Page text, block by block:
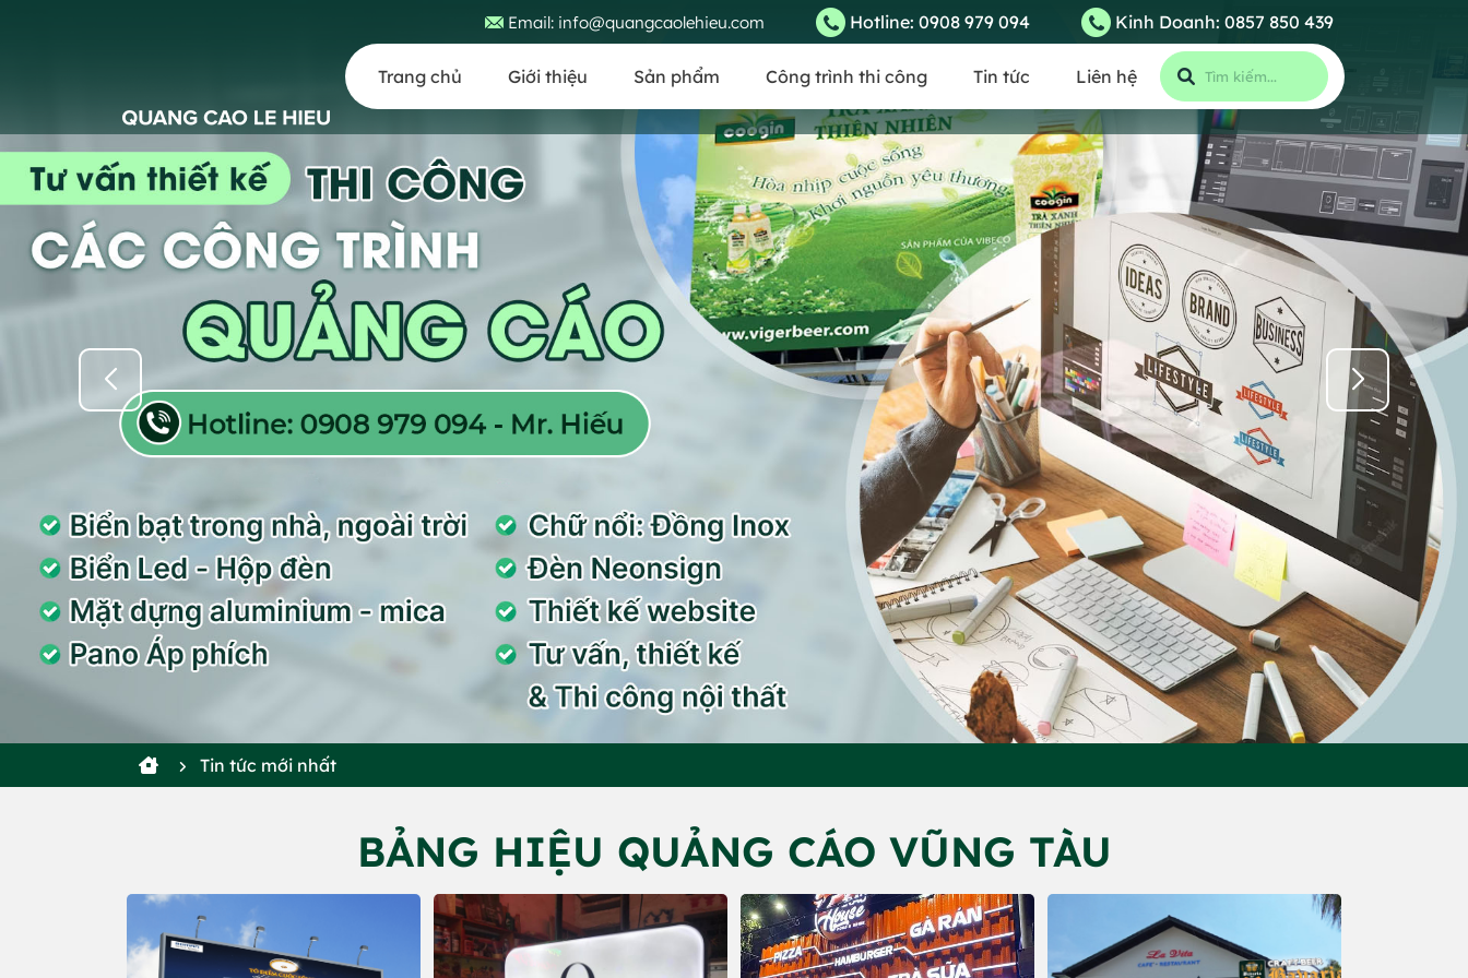
Email: info@quangcaolehieu.com Hotline: 0908 979 094 Kinh Doanh: 0857 850 439
Trang chủ Giới thiệu Sản phẩm Công trình thi công Tin tức Liên hệ
Tin tức mới nhất
BẢNG HIỆU QUẢNG CÁO VŨNG TÀU